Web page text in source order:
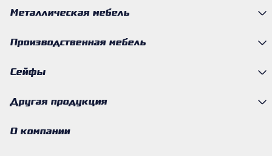
Металлическая мебель
Производственная мебель
Сейфы
Другая продукция
О компании